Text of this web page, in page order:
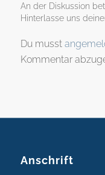
An der Diskussion
Hinterlasse uns
Du musst
Kommentar
Anschrift